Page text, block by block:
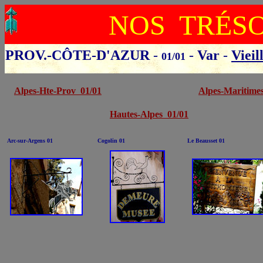
NOS
PROV.-CÔTE-D'AZUR - 01/01 - Var -
Cliquer sur le
Alpes-Hte-Prov 01/01 Alpes-
Hautes-Alpes 01/01
Arc-sur-Argens 01 Cogolin 01 Le Beausset 01